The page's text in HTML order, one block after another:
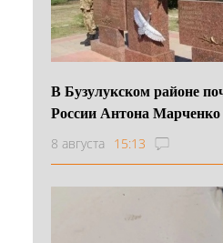
В Бузулукском районе
России Антона Марченко
8 августа 15:13